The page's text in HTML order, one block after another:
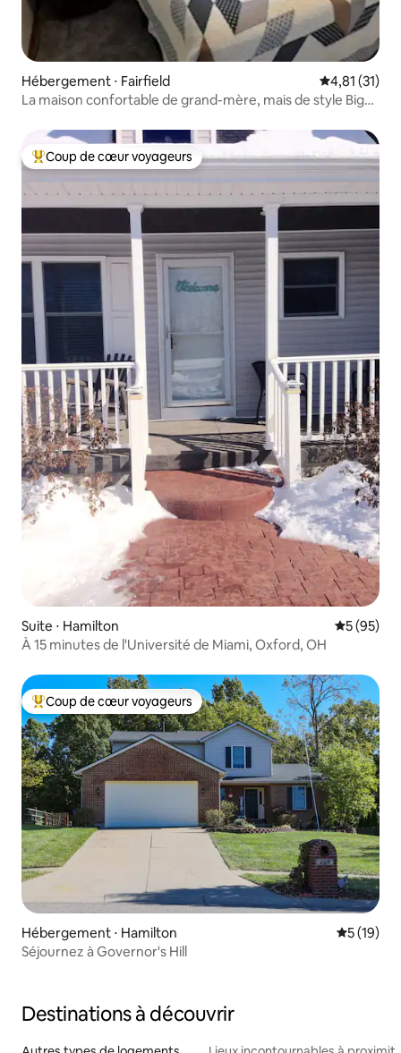
Hébergement ⋅ Fairfield Évaluation
4,81 (31)
La maison confortable de grand-mère, mais de style Big
Coups de cœur voyageurs les plus appréciés
Coup de cœur voyageurs
Suite ⋅ Hamilton
5 (95)
À 15 minutes de l'Université de Miami, Oxford, OH
Coups de cœur voyageurs les plus appréciés
Coup de cœur voyageurs
Hébergement ⋅ Hamilton
5 (19)
Séjournez à Governor's Hill
Destinations à découvrir